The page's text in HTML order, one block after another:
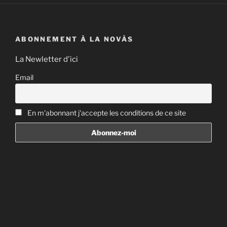
ABONNEMENT À LA NOVÀS
La Newletter d'ici
Email
En m'abonnant j'accepte les conditions de ce site